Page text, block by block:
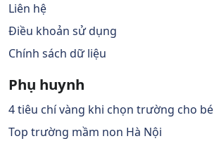
Liên hệ
Điều khoản sử dụng
Chính sách dữ liệu
Phụ huynh
4 tiêu chí vàng khi chọn trường cho bé
Top trường mầm non Hà Nội